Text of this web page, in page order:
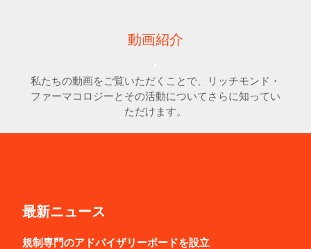
動画紹介
私たちの動画をご覧いただくことで、リッチモンド・
ファーマコロジーとその活動についてさらに知ってい
ただけます。
最新ニュース
規制専門のアドバイザリーボードを設立